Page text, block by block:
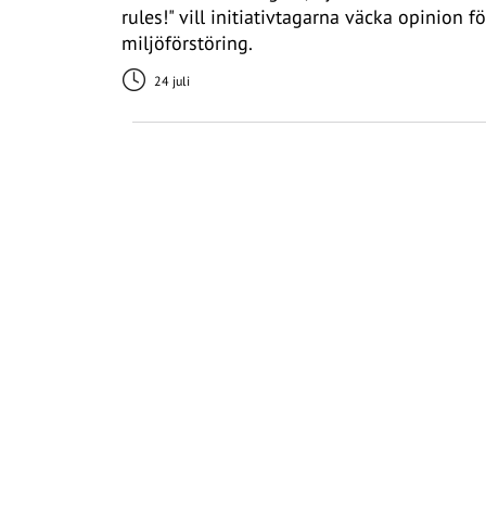
rules!" vill initiativtagarna väcka opinion
miljöförstöring.
24 juli